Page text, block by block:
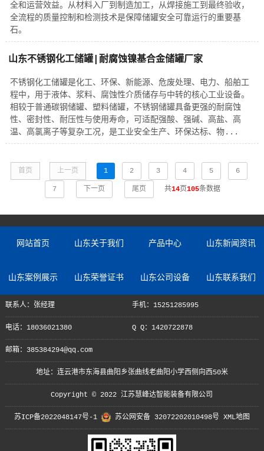
全和运营效益。从材料入厂到制造加工，从焊接施工到最终验收，
全流程的质量控制和检测技术是保障储罐安全可靠运行的重要基
石。
山东不锈钢化工储罐|耐腐蚀镍基合金储罐厂家
不锈钢化工储罐是化工、环保、新能源、危废处理、电力、船舶工
程中，用于液体、浆料、腐蚀性介质储存与中转的核心工业设备。
相较于普通碳钢储罐、塑料储罐，不锈钢储罐具备更强的耐腐蚀
性、密封性、耐压性与使用寿命，可适配强酸、强碱、高盐、高
温、高氯离子等复杂工况，是工业安全生产、环保达标、物...
首页 上一页 1 2 3 4 5 6
7 下一页 尾页 共14页105条数据
网站首页 山东关于我们 产品中心 山东新闻资讯
山东案例展示 山东荣誉证书 山东公司设备 山东联系我们
联系人：张经理 手机：15251285995
电话：18036021380 Q Q：1420722878
邮箱：385384294@qq.com
地址：连云港市东海县曲阳乡张曲线老曲阳小学西侧向西50米
Copyright © 2022 江苏慧峰达智能装备有限公司
苏ICP备2022048147号-1 苏公网安备 32072202010498号 XML地图